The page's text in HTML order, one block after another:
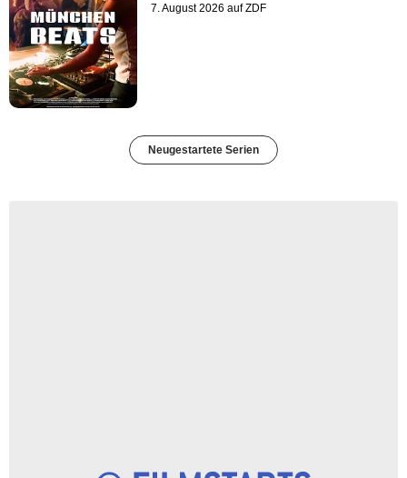
7. August 2026 auf ZDF
Neugestartete Serien